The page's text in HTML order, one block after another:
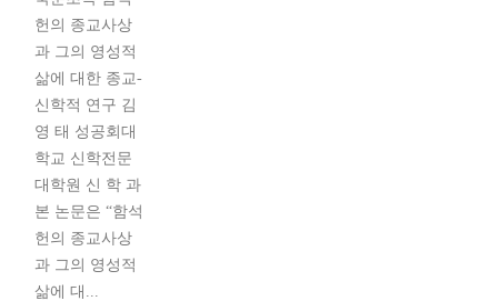
헌의 종교사상
과 그의 영성적
삶에 대한 종교-
신학적 연구 김
영 태 성공회대
학교 신학전문
대학원 신 학 과
본 논문은 “함석
헌의 종교사상
과 그의 영성적
삶에 대...